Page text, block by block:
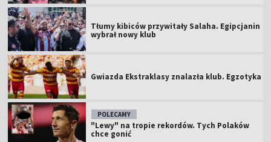
Tłumy kibiców przywitały Salaha. Egipcjanin
wybrał nowy klub
Gwiazda Ekstraklasy znalazła klub. Egzotyka
POLECAMY
"Lewy" na tropie rekordów. Tych Polaków
chce gonić